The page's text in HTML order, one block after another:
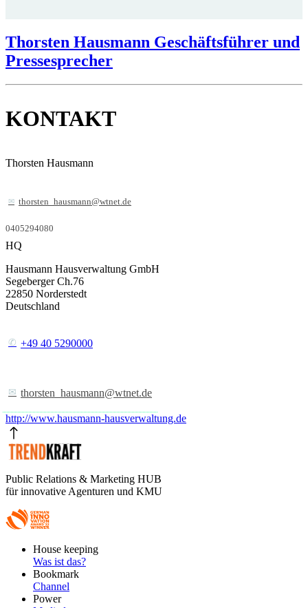
Thorsten Hausmann Geschäftsführer und
Pressesprecher
KONTAKT
Thorsten Hausmann
thorsten_hausmann@wtnet.de
0405294080
HQ
Hausmann Hausverwaltung GmbH
Segeberger Ch.76
22850 Norderstedt
Deutschland
+49 40 5290000
thorsten_hausmann@wtnet.de
http://www.hausmann-hausverwaltung.de
Public Relations & Marketing HUB
für innovative Agenturen und KMU
FooterHouse keeping
Was ist das?
Bookmark
Channel
Power